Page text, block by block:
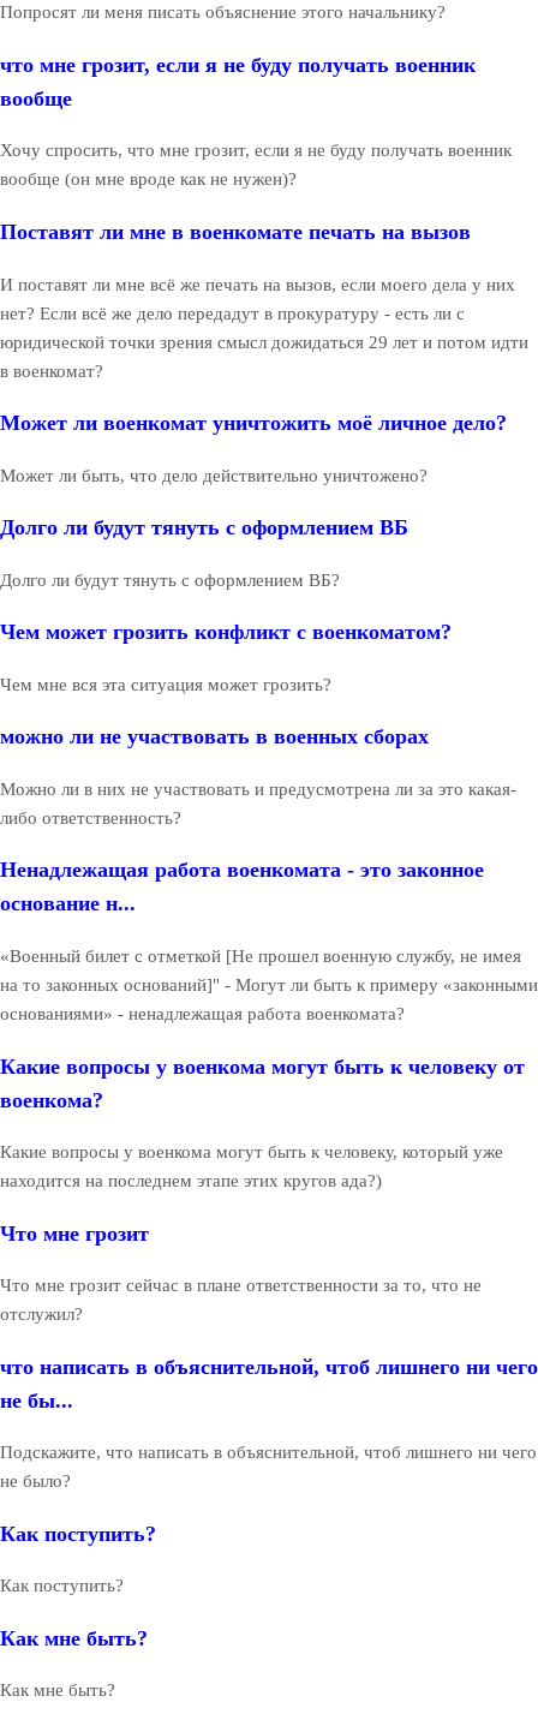
Попросят ли меня писать объяснение этого начальнику?
что мне грозит, если я не буду получать военник
вообще
Хочу спросить, что мне грозит, если я не буду получать военник
вообще (он мне вроде как не нужен)?
Поставят ли мне в военкомате печать на вызов
И поставят ли мне всё же печать на вызов, если моего дела у них
нет? Если всё же дело передадут в прокуратуру - есть ли с
юридической точки зрения смысл дожидаться 29 лет и потом идти
в военкомат?
Может ли военкомат уничтожить моё личное дело?
Может ли быть, что дело действительно уничтожено?
Долго ли будут тянуть с оформлением ВБ
Долго ли будут тянуть с оформлением ВБ?
Чем может грозить конфликт с военкоматом?
Чем мне вся эта ситуация может грозить?
можно ли не участвовать в военных сборах
Можно ли в них не участвовать и предусмотрена ли за это какая-
либо ответственность?
Ненадлежащая работа военкомата - это законное
основание н...
«Военный билет с отметкой [Не прошел военную службу, не имея
на то законных оснований]" - Могут ли быть к примеру «законными
основаниями» - ненадлежащая работа военкомата?
Какие вопросы у военкома могут быть к человеку от
военкома?
Какие вопросы у военкома могут быть к человеку, который уже
находится на последнем этапе этих кругов ада?)
Что мне грозит
Что мне грозит сейчас в плане ответственности за то, что не
отслужил?
что написать в объяснительной, чтоб лишнего ни чего
не бы...
Подскажите, что написать в объяснительной, чтоб лишнего ни чего
не было?
Как поступить?
Как поступить?
Как мне быть?
Как мне быть?